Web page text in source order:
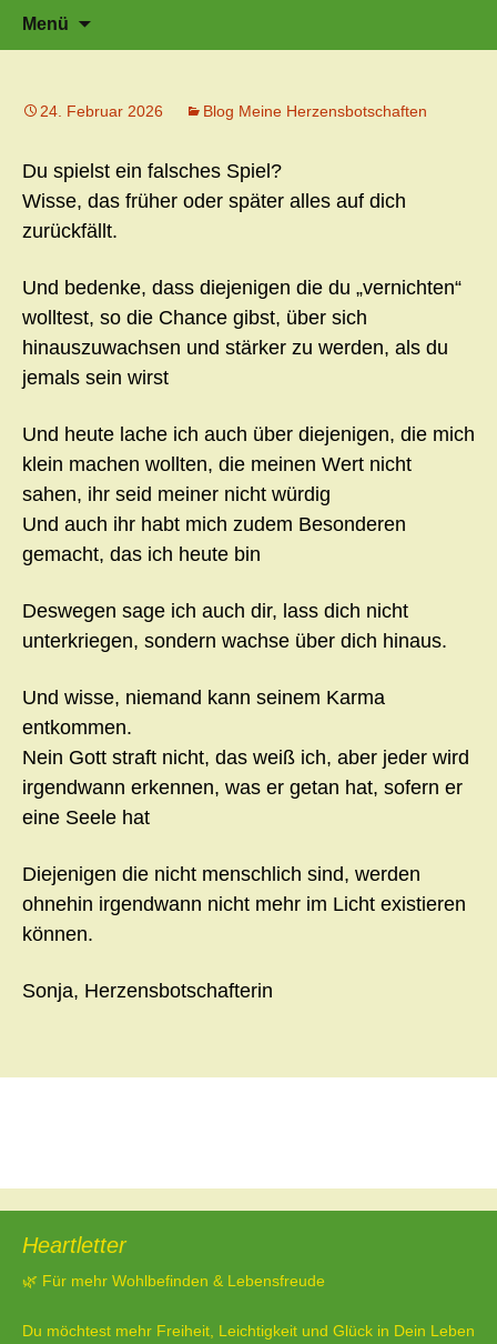
ZumHerzflüstern – Sonja Schwarzmaier –
Herzfluestern.de
Zeit für neue Wege
Menü
nach:
24. Februar 2026 Blog Meine Herzensbotschaften
Du spielst ein falsches Spiel?
Wisse, das früher oder später alles auf dich
zurückfällt.
Und bedenke, dass diejenigen die du „vernichten“
wolltest, so die Chance gibst, über sich
hinauszuwachsen und stärker zu werden, als du
jemals sein wirst
Und heute lache ich auch über diejenigen, die mich
klein machen wollten, die meinen Wert nicht
sahen, ihr seid meiner nicht würdig
Und auch ihr habt mich zudem Besonderen
gemacht, das ich heute bin
Deswegen sage ich auch dir, lass dich nicht
unterkriegen, sondern wachse über dich hinaus.
Und wisse, niemand kann seinem Karma
entkommen.
Nein Gott straft nicht, das weiß ich, aber jeder wird
irgendwann erkennen, was er getan hat, sofern er
eine Seele hat
Diejenigen die nicht menschlich sind, werden
ohnehin irgendwann nicht mehr im Licht existieren
können.
Sonja, Herzensbotschafterin
Heartletter
🌿 Für mehr Wohlbefinden & Lebensfreude
Du möchtest mehr Freiheit, Leichtigkeit und Glück in Dein Leben